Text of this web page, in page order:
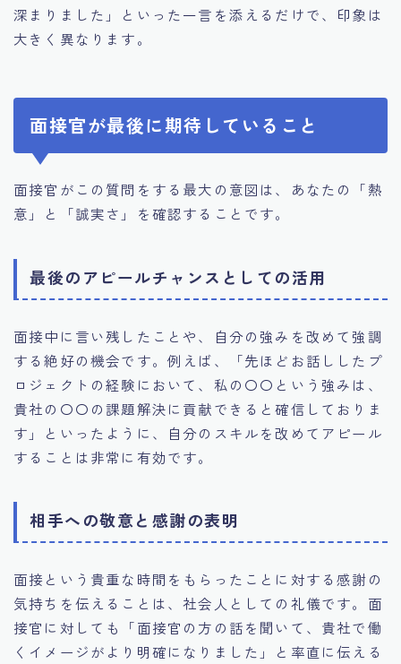
深まりました」といった一言を添えるだけで、印象は
大きく異なります。
面接官が最後に期待していること
面接官がこの質問をする最大の意図は、あなたの「熱
意」と「誠実さ」を確認することです。
最後のアピールチャンスとしての活用
面接中に言い残したことや、自分の強みを改めて強調
する絶好の機会です。例えば、「先ほどお話ししたプ
ロジェクトの経験において、私の〇〇という強みは、
貴社の〇〇の課題解決に貢献できると確信しておりま
す」といったように、自分のスキルを改めてアピール
することは非常に有効です。
相手への敬意と感謝の表明
面接という貴重な時間をもらったことに対する感謝の
気持ちを伝えることは、社会人としての礼儀です。面
接官に対しても「面接官の方の話を聞いて、貴社で働
くイメージがより明確になりました」と率直に伝える